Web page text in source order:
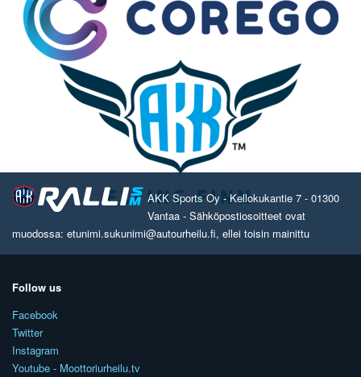
AKK Sports Oy - Kellokukantie 7 - 01300
Vantaa - Sähköpostiosoitteet ovat
muodossa: etunimi.sukunimi@autourheilu.fi, ellei toisin mainittu
Follow us
Facebook
Twitter
Instagram
Youtube - Moottoriurheilu.tv